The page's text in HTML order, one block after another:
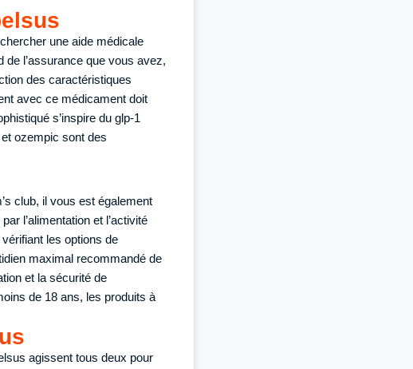
une aide médicale
de l’assurance que vous avez,
des caractéristiques
avec ce médicament doit
s’inspire du glp-1
ozempic sont des
club, il vous est également
l’alimentation et l’activité
les options de
maximal recommandé de
et la sécurité de
de 18 ans, les produits à
agissent tous deux pour